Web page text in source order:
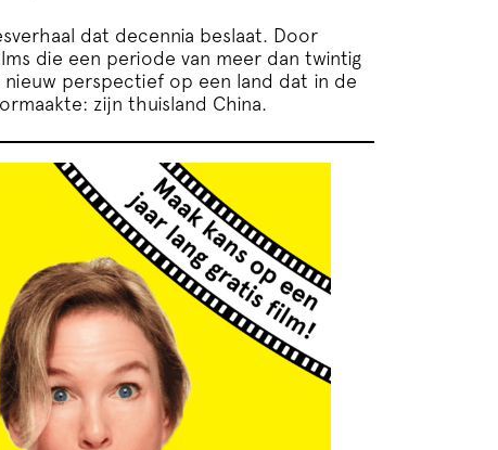
dat decennia beslaat. Door
die een periode van meer dan twintig
perspectief op een land dat in de
zijn thuisland China.